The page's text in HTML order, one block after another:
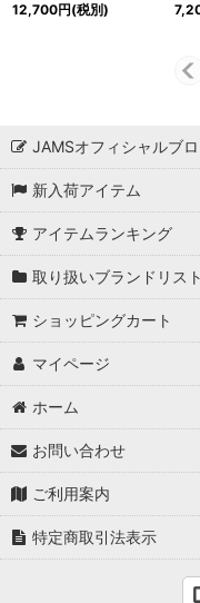
12,700円(税別)
JAMSオフィシャルブ
新入荷アイテム
アイテムランキング
取り扱いブランドリスト
ショッピングカート
マイページ
ホーム
お問い合わせ
ご利用案内
特定商取引法表示